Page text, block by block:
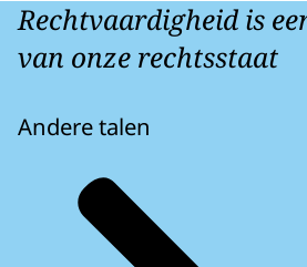
Rechtvaardigheid is
van onze rechtsstaat
Andere talen